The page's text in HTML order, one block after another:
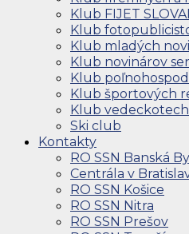
Klub FIJET
Klub
Klub mladých
Klub novinárov
Klub
Klub športových
Klub
Ski club
Kontakty
RO SSN Banská
Centrála v
RO SSN Košice
RO SSN Nitra
RO SSN Prešov